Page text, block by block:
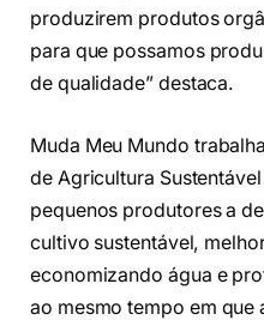
produzirem produtos
para que possamos
de qualidade” destaca.
Muda Meu Mundo
de Agricultura
pequenos produtores a
cultivo sustentável,
economizando água e
ao mesmo tempo em que